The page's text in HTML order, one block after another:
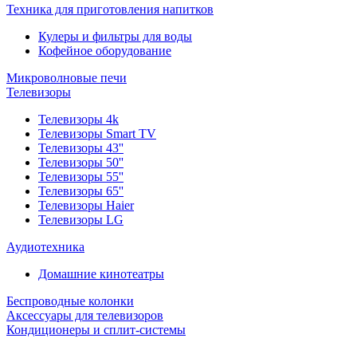
Техника для приготовления напитков
Кулеры и фильтры для воды
Кофейное оборудование
Микроволновые печи
Телевизоры
Телевизоры 4k
Телевизоры Smart TV
Телевизоры 43''
Телевизоры 50''
Телевизоры 55''
Телевизоры 65''
Телевизоры Haier
Телевизоры LG
Аудиотехника
Домашние кинотеатры
Беспроводные колонки
Аксессуары для телевизоров
Кондиционеры и сплит-системы